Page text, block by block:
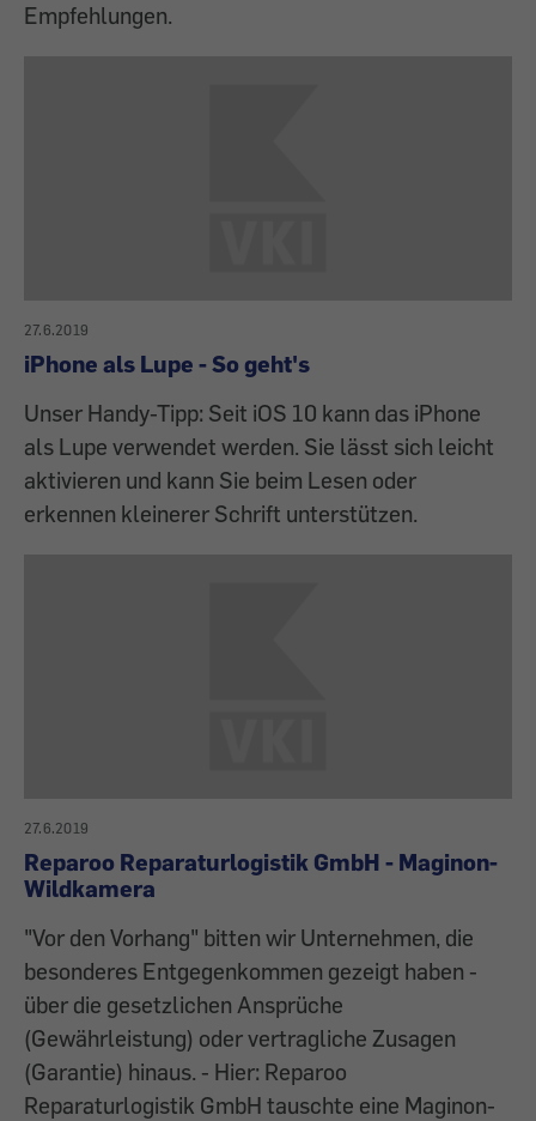
Empfehlungen.
27.6.2019
iPhone als Lupe - So geht's
Unser Handy-Tipp: Seit iOS 10 kann das iPhone
als Lupe verwendet werden. Sie lässt sich leicht
aktivieren und kann Sie beim Lesen oder
erkennen kleinerer Schrift unterstützen.
27.6.2019
Reparoo Reparaturlogistik GmbH - Maginon-
Wildkamera
"Vor den Vorhang" bitten wir Unternehmen, die
besonderes Entgegenkommen gezeigt haben -
über die gesetzlichen Ansprüche
(Gewährleistung) oder vertragliche Zusagen
(Garantie) hinaus. - Hier: Reparoo
Reparaturlogistik GmbH tauschte eine Maginon-